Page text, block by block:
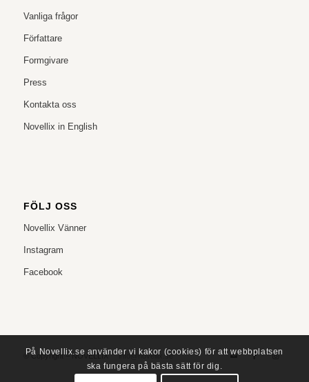
Vanliga frågor
Författare
Formgivare
Press
Kontakta oss
Novellix in English
FÖLJ OSS
Novellix Vänner
Instagram
Facebook
© Copyright – NOVELLIXinfo@novellix.se
På Novellix.se använder vi kakor (cookies) för att webbplatsen
ska fungera på bästa sätt för dig.